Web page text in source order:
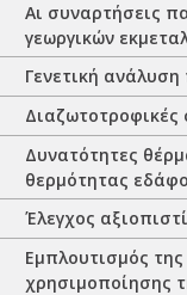
Αι συναρτήσεις
γεωργικών
Γενετική
Δυνατότητες
θερμότητας
Έλεγχος
Εμπλουτισμός
χρησιμοποίησης